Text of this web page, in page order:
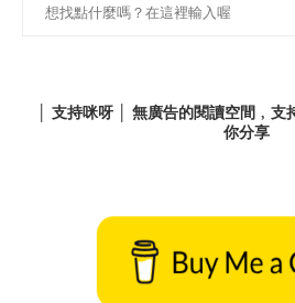
│ 支持咪呀 │ 無廣告的閱讀空間﹐
你分享